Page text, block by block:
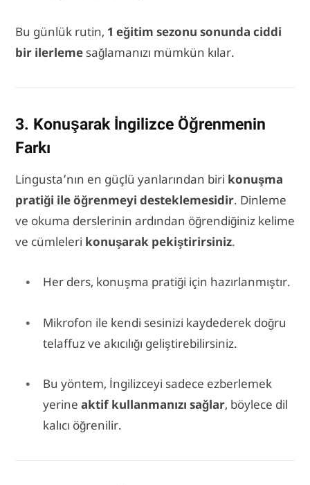
Bu günlük rutin, 1 eğitim sezonu sonunda ciddi
bir ilerleme sağlamanızı mümkün kılar.
3. Konuşarak İngilizce Öğrenmenin
Farkı
Lingusta’nın en güçlü yanlarından biri konuşma
pratiği ile öğrenmeyi desteklemesidir. Dinleme
ve okuma derslerinin ardından öğrendiğiniz kelime
ve cümleleri konuşarak pekiştirirsiniz.
Her ders, konuşma pratiği için hazırlanmıştır.
Mikrofon ile kendi sesinizi kaydederek doğru
telaffuz ve akıcılığı geliştirebilirsiniz.
Bu yöntem, İngilizceyi sadece ezberlemek
yerine aktif kullanmanızı sağlar, böylece dil
kalıcı öğrenilir.